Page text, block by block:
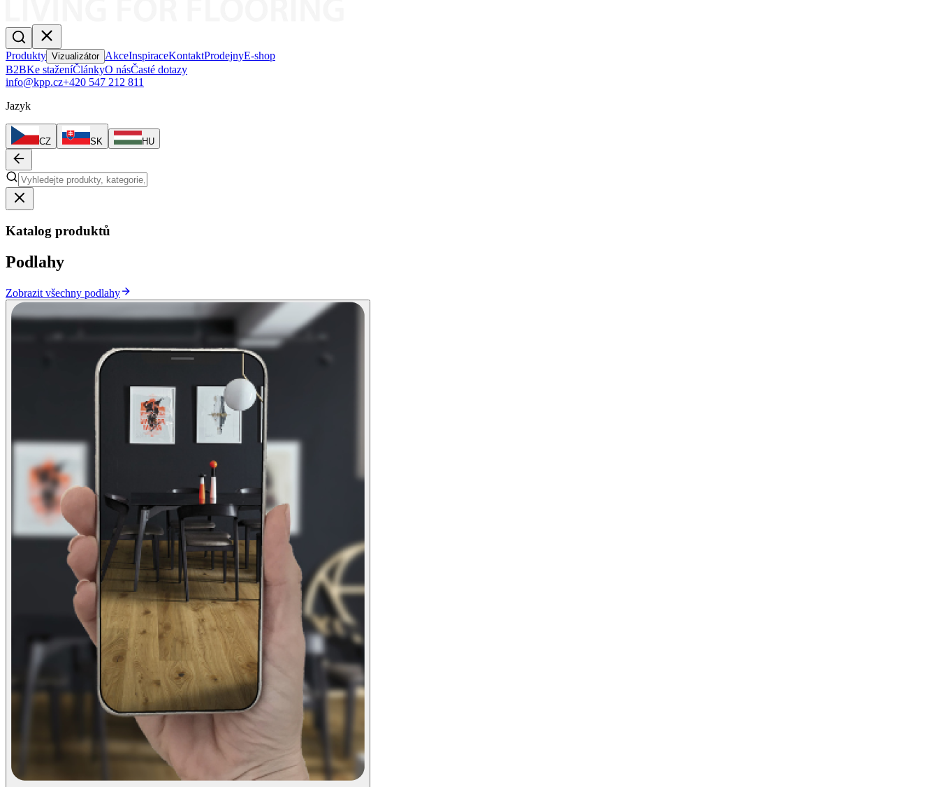
Produkty Vizualizátor AkceInspiraceKontaktProdejnyE-shop
B2BKe staženíČlánkyO násČasté dotazy
info@kpp.cz+420 547 212 811
Jazyk
CZ SK HU
Katalog produktů
Podlahy
Zobrazit všechny podlahy